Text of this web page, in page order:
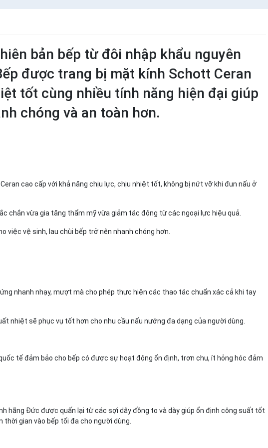
bản bếp từ đôi nhập khẩu nguyên
được trang bị mặt kính Schott Ceran
tốt cùng nhiều tính năng hiện đại giúp
chóng và an toàn hơn.
cao cấp với khả năng chịu lực, chịu nhiệt tốt, không bị nứt vỡ khi đun nấu ở
chắn vừa gia tăng thẩm mỹ vừa giảm tác động từ các ngoại lực hiệu quả.
việc vệ sinh, lau chùi bếp trở nên nhanh chóng hơn.
nhanh nhạy, mượt mà cho phép thực hiện các thao tác chuẩn xác cả khi tay
nhiệt sẽ phục vụ tốt hơn cho nhu cầu nấu nướng đa dạng của người dùng.
tế đảm bảo cho bếp có được sự hoạt động ổn định, trơn chu, ít hỏng hóc đảm
hãng Đức được quấn lại từ các sợi dây đồng to và dày giúp ổn định công suất tốt
gian vào bếp tối đa cho người dùng.